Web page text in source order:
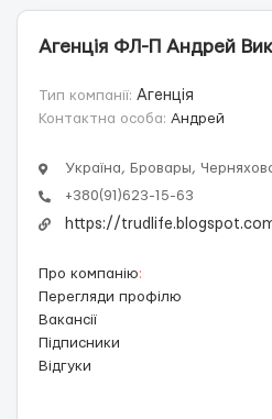
Агенція ФЛ-П Андрей
Тип компанії: Агенція
Контактна особа: Андрей
Україна, Бровары,
+380(91)623-15-63
https://
Про компанію:
Перегляди профілю
Вакансії
Підписники
Відгуки